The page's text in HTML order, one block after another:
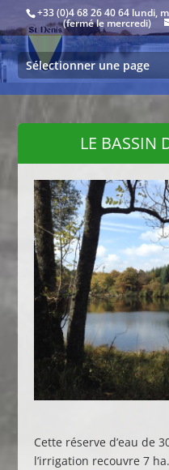
+33 (0)4 68 26 40 64 lundi,
(fermé le mercredi)
Sélectionner une page
LE BASSIN
Cette réserve d’eau de
l’irrigation recouvre 7